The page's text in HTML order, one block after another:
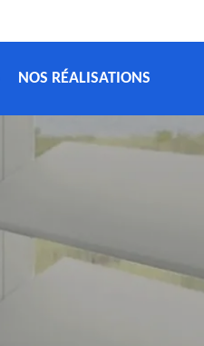
NOS RÉALISATIONS